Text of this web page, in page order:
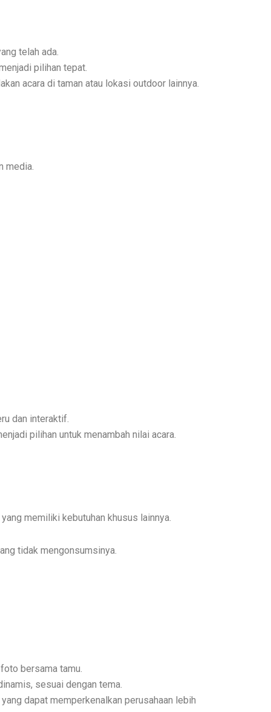
telah ada.
pilihan tepat.
acara di taman atau lokasi outdoor lainnya.
media.
dan interaktif.
pilihan untuk menambah nilai acara.
memiliki kebutuhan khusus lainnya.
tidak mengonsumsinya.
bersama tamu.
sesuai dengan tema.
dapat memperkenalkan perusahaan lebih